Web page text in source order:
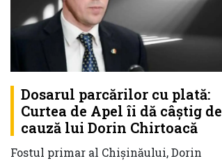
Dosarul parcărilor cu plată:
Curtea de Apel îi dă câștig de
cauză lui Dorin Chirtoacă
Fostul primar al Chișinăului, Dorin